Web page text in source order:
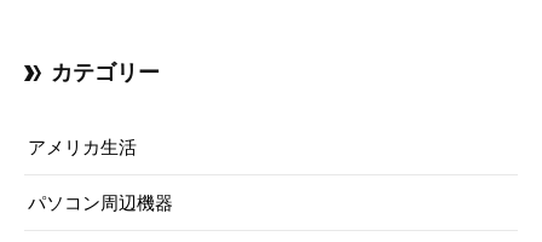
カテゴリー
アメリカ生活
パソコン周辺機器